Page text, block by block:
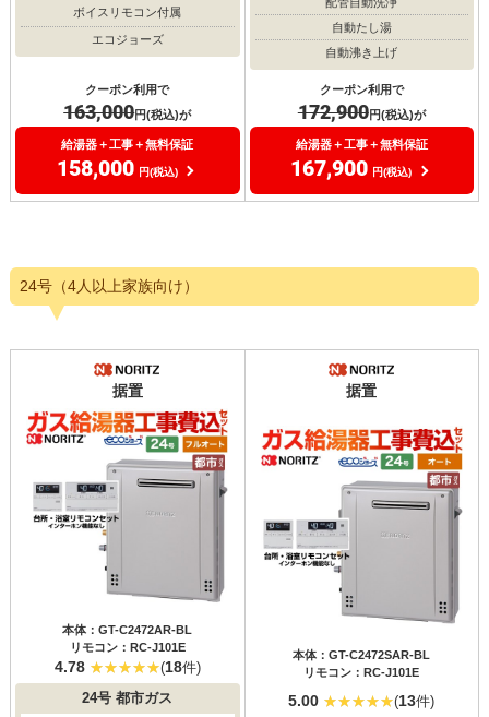
ボイスリモコン付属
エコジョーズ
クーポン利用で
163,000円(税込)が
給湯器＋工事＋無料保証
158,000 円(税込)
自動たし湯
自動沸き上げ
クーポン利用で
172,900円(税込)が
給湯器＋工事＋無料保証
167,900 円(税込)
24号（4人以上家族向け）
据置
本体：GT-C2472AR-BL
リモコン：RC-J101E
4.78 (18件)
24号 都市ガス
据置
本体：GT-C2472SAR-BL
リモコン：RC-J101E
5.00 (13件)